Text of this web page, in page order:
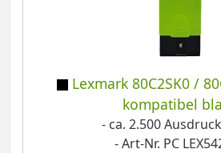
Lexmark 80C2SK0 /
kompatibel
- ca. 2.500
- Art-Nr. PC